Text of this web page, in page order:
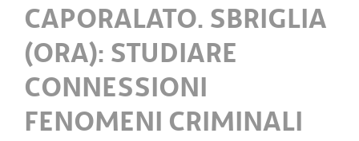
CAPORALATO. SBRIGLIA
(ORA): STUDIARE
CONNESSIONI
FENOMENI CRIMINALI